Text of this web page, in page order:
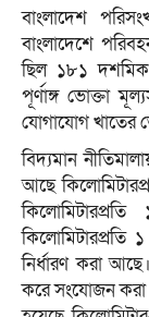
বাংলাদেশ
বাংলাদেশে
ছিল ১৮১
পূর্ণাঙ্গ ভোক্তা
যোগাযোগ খাতের
বিদ্যমান
আছে
নির্ধারণ করা
করে সংযোজন করা